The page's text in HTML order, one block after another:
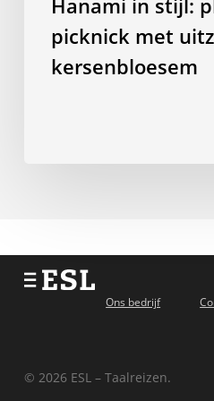
Hanami in stijl:
picknick met
kersenbloesem
Ons bedrijf
© 2026 ESL – Taalreizen.